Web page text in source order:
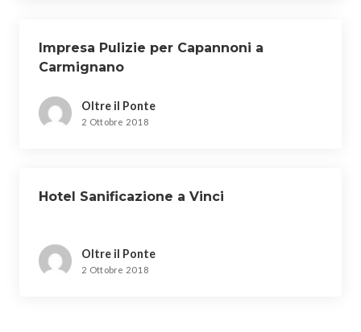
Impresa Pulizie per Capannoni a
Carmignano
Oltre il Ponte
2 Ottobre 2018
Hotel Sanificazione a Vinci
Oltre il Ponte
2 Ottobre 2018